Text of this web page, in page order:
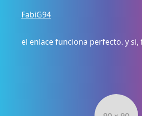
FabiG94
el enlace funciona perfecto. y si,